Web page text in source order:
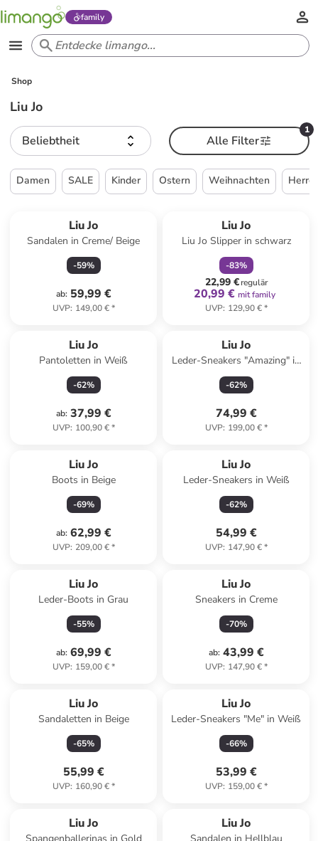
family
Shop
Liu Jo
Beliebtheit
1
Alle Filter
Damen SALE Kinder Ostern Weihnachten
Liu Jo
Sandalen in Creme/ Beige
-59%
ab: 59,99 €
UVP: 149,00 €*
Liu Jo
Liu Jo Slipper in schwarz
-83%
22,99 €regulär
20,99 € mit family
UVP: 129,90 €*
Liu Jo
Pantoletten in Weiß
-62%
ab: 37,99 €
UVP: 100,90 €*
Liu Jo
Leder-Sneakers "Amazing" in
Weiß
-62%
74,99 €
UVP: 199,00 €*
Liu Jo
Boots in Beige
-69%
ab: 62,99 €
UVP: 209,00 €*
Liu Jo
Leder-Sneakers in Weiß
-62%
54,99 €
UVP: 147,90 €*
Liu Jo
Leder-Boots in Grau
-55%
ab: 69,99 €
UVP: 159,00 €*
Liu Jo
Sneakers in Creme
-70%
ab: 43,99 €
UVP: 147,90 €*
Liu Jo
Sandaletten in Beige
-65%
55,99 €
UVP: 160,90 €*
Liu Jo
Leder-Sneakers "Me" in Weiß
-66%
53,99 €
UVP: 159,00 €*
Liu Jo Liu Jo